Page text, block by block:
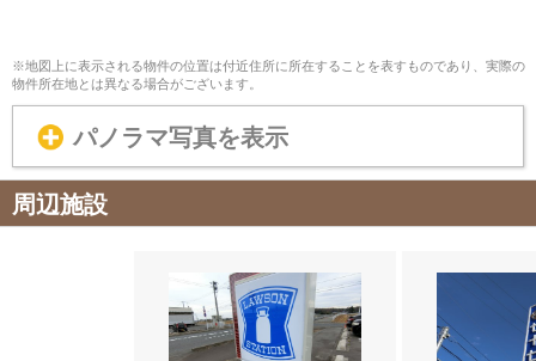
※地図上に表示される物件の位置は付近住所に所在することを表すものであり、実際の
物件所在地とは異なる場合がございます。
パノラマ写真を表示
周辺施設